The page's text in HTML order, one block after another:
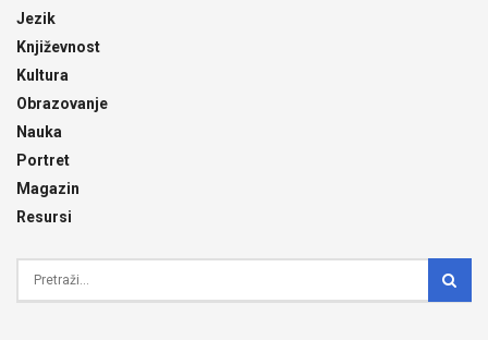
Jezik
Književnost
Kultura
Obrazovanje
Nauka
Portret
Magazin
Resursi